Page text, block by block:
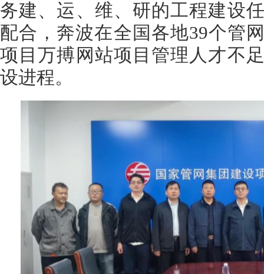
务建、运、维、研的工程建设
配合，奔波在全国各地39个管
项目万搏网站项目管理人才不
设进程。